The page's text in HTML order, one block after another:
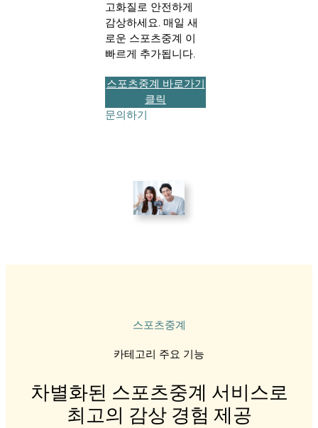
고화질로 안전하게
감상하세요. 매일 새
로운 스포츠중계 이
빠르게 추가됩니다.
스포츠중계 바로가기
클릭
문의하기
스포츠중계
카테고리 주요 기능
차별화된 스포츠중계 서비스로
최고의 감상 경험 제공